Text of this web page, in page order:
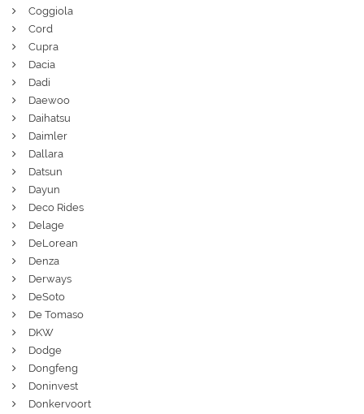
Coggiola
Cord
Cupra
Dacia
Dadi
Daewoo
Daihatsu
Daimler
Dallara
Datsun
Dayun
Deco Rides
Delage
DeLorean
Denza
Derways
DeSoto
De Tomaso
DKW
Dodge
Dongfeng
Doninvest
Donkervoort